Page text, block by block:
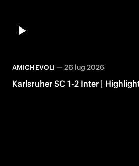
AMICHEVOLI — 26 lug 2026
Karlsruher SC 1-2 Inter |